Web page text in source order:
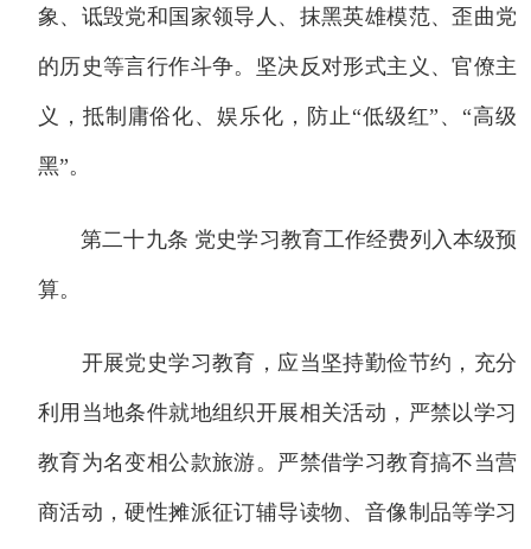
象、诋毁党和国家领导人、抹黑英雄模范、歪曲党
的历史等言行作斗争。坚决反对形式主义、官僚主
义，抵制庸俗化、娱乐化，防止“低级红”、“高级
黑”。
第二十九条 党史学习教育工作经费列入本级预
算。
开展党史学习教育，应当坚持勤俭节约，充分
利用当地条件就地组织开展相关活动，严禁以学习
教育为名变相公款旅游。严禁借学习教育搞不当营
商活动，硬性摊派征订辅导读物、音像制品等学习